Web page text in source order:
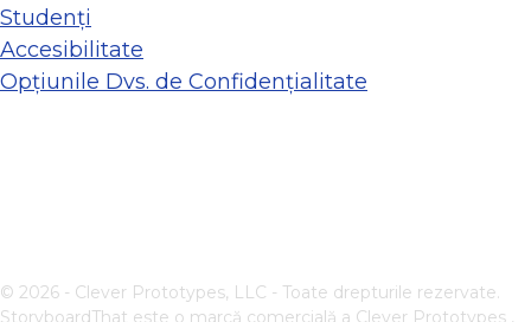
Studenți
Accesibilitate
Opțiunile Dvs. de Confidențialitate
© 2026 - Clever Prototypes, LLC - Toate drepturile rezervate.
StoryboardThat este o marcă comercială a Clever Prototypes ,